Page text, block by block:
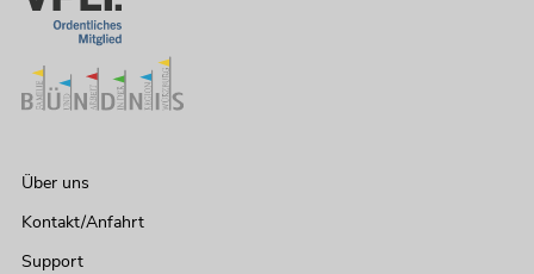
Über uns
Kontakt/Anfahrt
Support